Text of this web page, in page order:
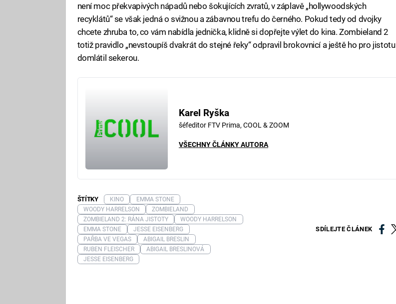
není moc překvapivých nápadů nebo šokujících zvratů, v záplavě „hollywoodských
recyklátů“ se však jedná o svižnou a zábavnou trefu do černého. Pokud tedy od dvojky
chcete zhruba to, co vám nabídla jednička, klidně si dopřejte výlet do kina. Zombieland 2
totiž pravidlo „nevstoupíš dvakrát do stejné řeky“ odpravil brokovnicí a ještě ho pro jistotu
domlátil sekerou.
Karel Ryška
šéfeditor FTV Prima, COOL & ZOOM
VŠECHNY ČLÁNKY AUTORA
SDÍLEJTE ČLÁNEK
ŠTÍTKY KINO
EMMA STONE
WOODY HARRELSON
ZOMBIELAND
ZOMBIELAND 2: RÁNA JISTOTY
WOODY HARRELSON
EMMA STONE
JESSE EISENBERG
PAŘBA VE VEGAS
ABIGAIL BRESLIN
RUBEN FLEISCHER
ABIGAIL BRESLINOVÁ
JESSE EISENBERG